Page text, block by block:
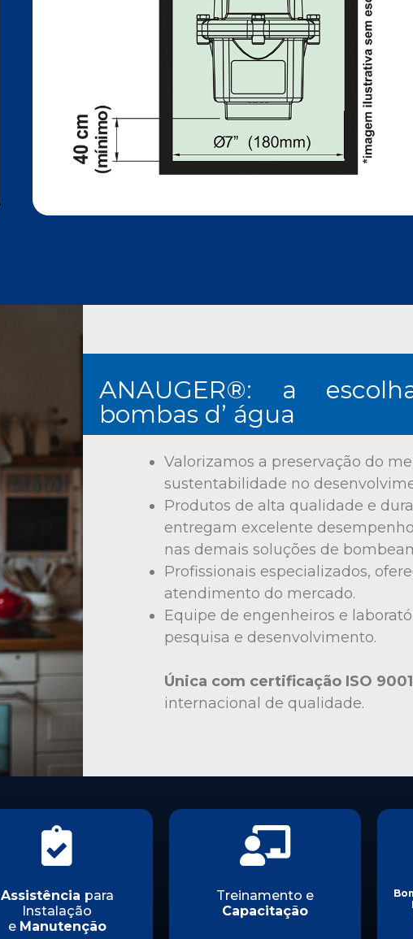
ANAUGER®: a
bombas d’ água
Valorizamos a preservação do
sustentabilidade no
Produtos de alta qualidade e
entregam excelente
nas demais soluções de
Profissionais especializados,
atendimento do mercado.
Equipe de engenheiros e
pesquisa e desenvolvimento.
Única com certificação ISO 9001
internacional de qualidade.
Assistência para
Instalação
e Manutenção
Treinamento e
Capacitação